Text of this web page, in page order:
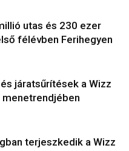
utas és 230 ezer
félévben Ferihegyen
járatsűrítések a Wizz
terjeszkedik a Wizz